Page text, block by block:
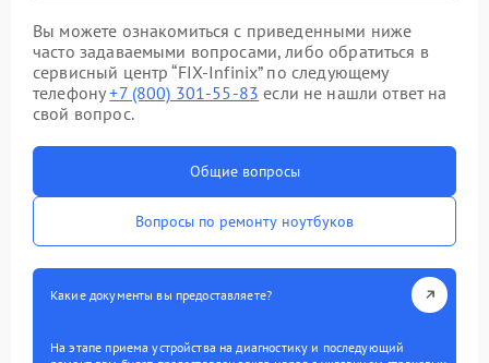
Вы можете ознакомиться с приведенными ниже
часто задаваемыми вопросами, либо обратиться в
сервисный центр “FIX-Infinix” по следующему
телефону+7 (800) 301-55-83 если не нашли ответ на
свой вопрос.
Общие вопросы
Вопросы по ремонту ноутбуков
Какие документы вы предоставляете?
На этапе приема устройства на диагностику и последующий